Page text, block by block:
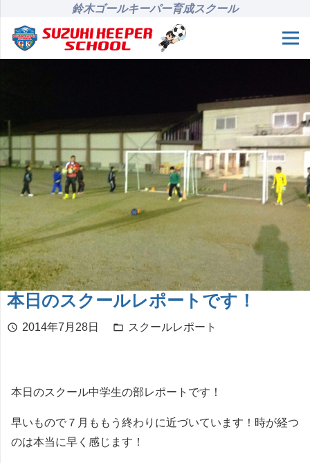
鈴木ゴールキーパー育成スクール
本日のスクールレポートです！
schedule 2014年7月28日 folder_open スクールレポート
本日のスクール中学生の部レポートです！
早いもので７月ももう終わりに近づいています！時が経つ
のは本当に早く感じます！